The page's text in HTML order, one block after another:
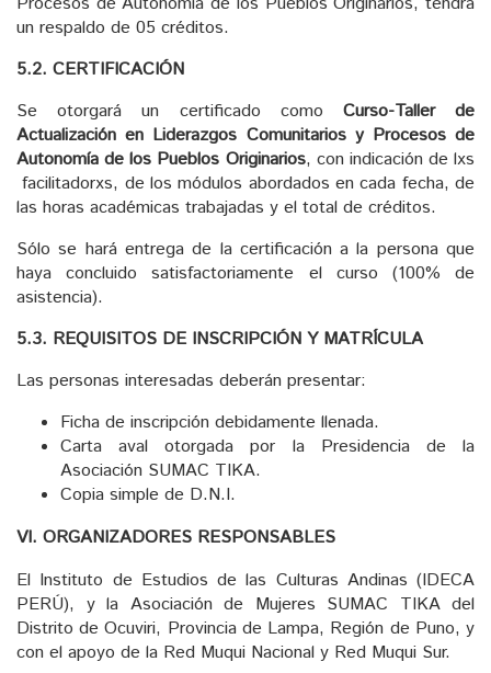
un respaldo de 05 créditos.
5.2. CERTIFICACIÓN
Se otorgará un certificado como Curso-Tallerde
Actualización en Liderazgos Comunitarios y Procesos de
Autonomía de los Pueblos Originarios, con indicación de lxs
facilitadorxs, de los módulos abordados en cada fecha, de
las horas académicas trabajadas y el total de créditos.
Sólo se hará entrega de la certificación a la persona que
haya concluido satisfactoriamente el curso (100% de
asistencia).
5.3. REQUISITOS DE INSCRIPCIÓN Y MATRÍCULA
Las personas interesadas deberán presentar:
Ficha de inscripción debidamente llenada.
Carta aval otorgada por la Presidencia de la
Asociación SUMAC TIKA.
Copia simple de D.N.I.
VI. ORGANIZADORES RESPONSABLES
El Instituto de Estudios de las Culturas Andinas (IDECA
PERÚ), y la Asociación de Mujeres SUMAC TIKA del
Distrito de Ocuviri, Provincia de Lampa, Región de Puno, y
con el apoyo de la Red Muqui Nacional y Red Muqui Sur.